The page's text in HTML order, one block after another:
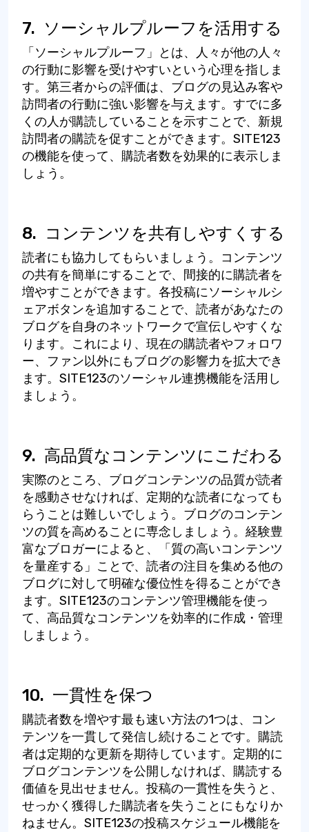
7. ソーシャルプルーフを活用する
「ソーシャルプルーフ」とは、人々が他の人々
の行動に影響を受けやすいという心理を指しま
す。第三者からの評価は、ブログの見込み客や
訪問者の行動に強い影響を与えます。すでに多
くの人が購読していることを示すことで、新規
訪問者の購読を促すことができます。SITE123
の機能を使って、購読者数を効果的に表示しま
しょう。
8. コンテンツを共有しやすくする
読者にも協力してもらいましょう。コンテンツ
の共有を簡単にすることで、間接的に購読者を
増やすことができます。各投稿にソーシャルシ
ェアボタンを追加することで、読者があなたの
ブログを自身のネットワークで宣伝しやすくな
ります。これにより、現在の購読者やフォロワ
ー、ファン以外にもブログの影響力を拡大でき
ます。SITE123のソーシャル連携機能を活用し
ましょう。
9. 高品質なコンテンツにこだわる
実際のところ、ブログコンテンツの品質が読者
を感動させなければ、定期的な読者になっても
らうことは難しいでしょう。ブログのコンテン
ツの質を高めることに専念しましょう。経験豊
富なブロガーによると、「質の高いコンテンツ
を量産する」ことで、読者の注目を集める他の
ブログに対して明確な優位性を得ることができ
ます。SITE123のコンテンツ管理機能を使っ
て、高品質なコンテンツを効率的に作成・管理
しましょう。
10. 一貫性を保つ
購読者数を増やす最も速い方法の1つは、コン
テンツを一貫して発信し続けることです。購読
者は定期的な更新を期待しています。定期的に
ブログコンテンツを公開しなければ、購読する
価値を見出せません。投稿の一貫性を失うと、
せっかく獲得した購読者を失うことにもなりか
ねません。SITE123の投稿スケジュール機能を